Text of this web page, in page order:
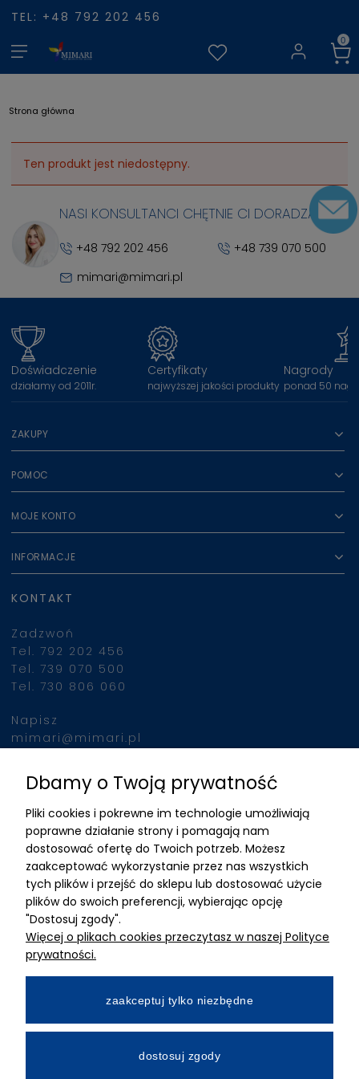
TEL: +48 792 202 456
Strona główna
Ten produkt jest niedostępny.
NASI KONSULTANCI CHĘTNIE CI DORADZĄ
+48 792 202 456
+48 739 070 500
mimari@mimari.pl
Doświadczenie
działamy od 2011r.
Certyfikaty
najwyższej jakości produkty
Nagrody
ponad 50
ZAKUPY
POMOC
MOJE KONTO
INFORMACJE
KONTAKT
Zadzwoń
Tel. 792 202 456
Tel. 739 070 500
Tel. 730 806 060
Napisz
mimari@mimari.pl
Znajdziesz nas
ADRES
MIMARI sp z o.o.
ul. Kurkowa 12
50-210 Wrocław
Dane rejestracyjne
NIP:8982325327
Wpłacony w całości
Numer konta bankowego
Dbamy o Twoją prywatność
Pliki cookies i pokrewne im technologie umożliwiają
poprawne działanie strony i pomagają nam
dostosować ofertę do Twoich potrzeb. Możesz
zaakceptować wykorzystanie przez nas wszystkich
tych plików i przejść do sklepu lub dostosować użycie
plików do swoich preferencji, wybierając opcję
"Dostosuj zgody".
Więcej o plikach cookies przeczytasz w naszej Polityce
prywatności.
zaakceptuj tylko niezbędne
dostosuj zgody